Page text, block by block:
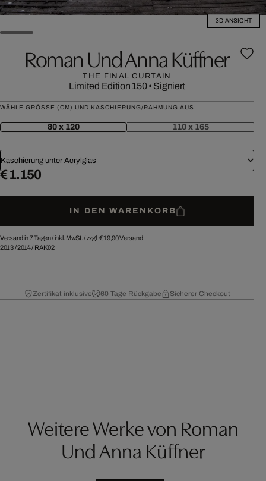
3D ANSICHT
Roman Und Anna Küffner
THE FINAL CURTAIN
Limited Edition 150• Signiert
WÄHLE GRÖSSE (CM) UND KASCHIERUNG/RAHMUNG AUS:
80 x 120 110 x 165
Kaschierung unter Acrylglas
€ 1.150
IN DEN WARENKORB
Versand in 7 Tagen /inkl. MwSt. / zzgl. € 19,90Versand
2013/2014/ RAK02
Zertifikat inklusive 60 Tage Rückgabe Sicherer Checkout
Weitere Werke von Roman
Und Anna Küffner